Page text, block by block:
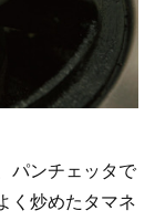
パンチェッタで
く炒めたタマネ